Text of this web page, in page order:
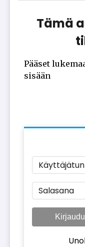
Tämä
Pääset
sisään
Salasana
Kirjaudu